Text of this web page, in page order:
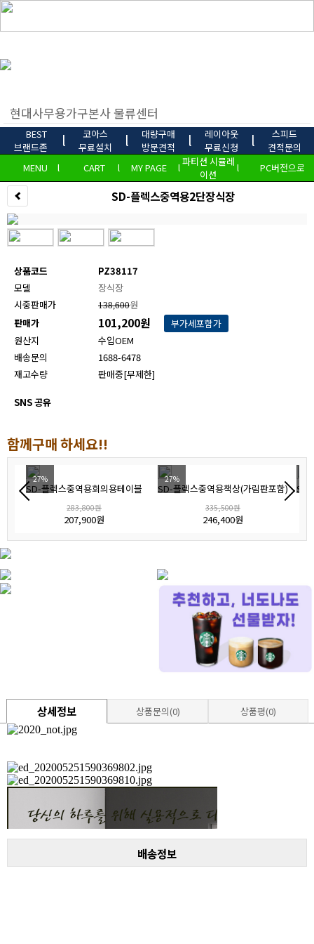
BEST
브랜드존
l
코아스
무료설치
l
대량구매
방문견적
l
레이아웃
무료신청
l
스피드
견적문의
MENU
l CART l MY PAGE l파티션 시뮬레
이션
l PC버전으로
SD-플렉스중역용2단장식장
상품코드
PZ38117
모델
장식장
시중판매가
138,600원
판매가
101,200원
부가세포함가
원산지
수입OEM
배송문의
1688-6478
재고수량
판매중[무제한]
SNS 공유
함께구매 하세요!!
27%
SD-플렉스중역용회의용테이블
283,800원
207,900원
27%
SD-플렉스중역용책상(가림판포함)
335,500원
246,400원
SD-
상세정보 상품문의(0) 상품평(0)
배송정보